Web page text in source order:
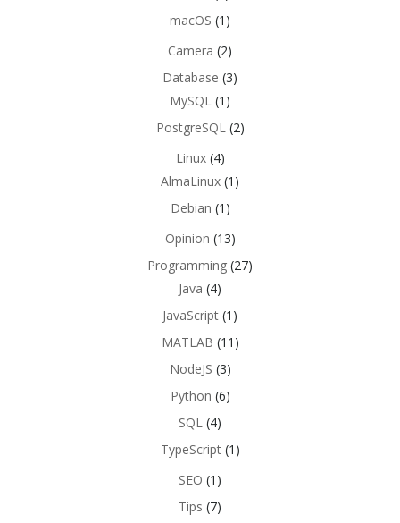
macOS (1)
Camera (2)
Database (3)
MySQL (1)
PostgreSQL (2)
Linux(4)
AlmaLinux (1)
Debian (1)
Opinion (13)
Programming (27)
Java (4)
JavaScript (1)
MATLAB (11)
NodeJS (3)
Python (6)
SQL (4)
TypeScript(1)
SEO (1)
Tips (7)